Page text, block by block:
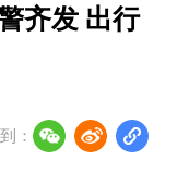
齐发 出行
：